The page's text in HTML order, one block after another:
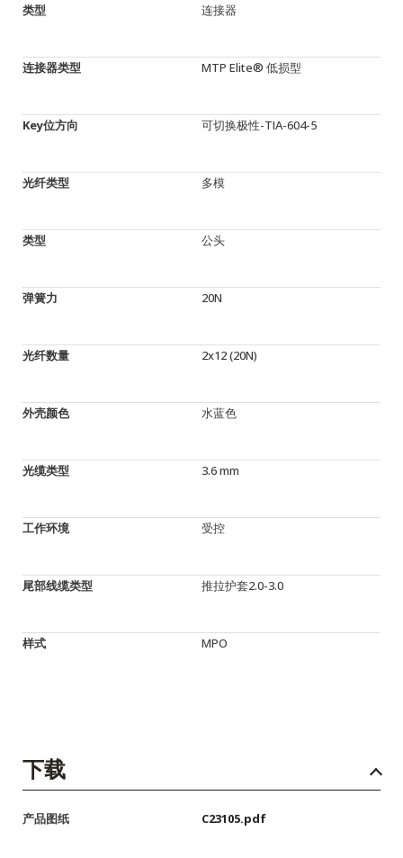
类型 连接器
连接器类型 MTP Elite® 低损型
Key位方向 可切换极性-TIA-604-5
光纤类型 多模
类型 公头
弹簧力 20N
光纤数量 2x12 (20N)
外壳颜色 水蓝色
光缆类型 3.6 mm
工作环境 受控
尾部线缆类型 推拉护套2.0-3.0
样式 MPO
下载
产品图纸 C23105.pdf